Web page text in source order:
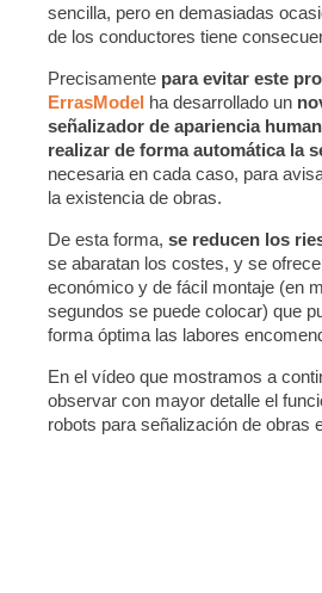
sencilla, pero en demasiadas
de los conductores tiene
Precisamente para evitar este
ErrasModel ha desarrollado un
señalizador de apariencia
realizar de forma automática la
necesaria en cada caso, para
la existencia de obras.
De esta forma, se reducen los
se abaratan los costes, y se
económico y de fácil montaje (en
segundos se puede colocar) que
forma óptima las labores
En el vídeo que mostramos a
observar con mayor detalle el
robots para señalización de obras